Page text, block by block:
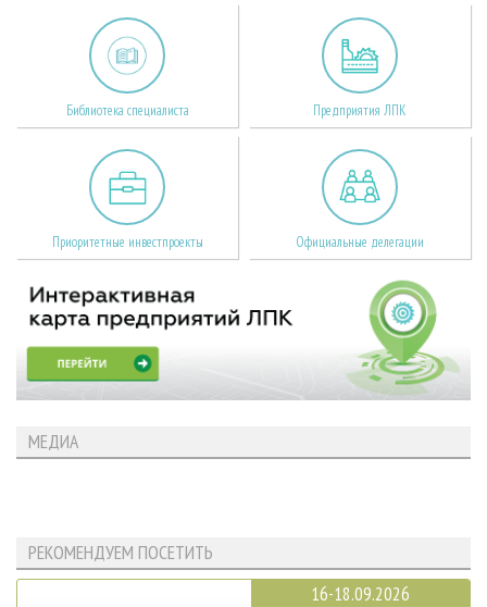
Библиотека специалиста Предприятия ЛПК
Приоритетные инвестпроекты Официальные делегации
МЕДИА
РЕКОМЕНДУЕМ ПОСЕТИТЬ
16-18.09.2026